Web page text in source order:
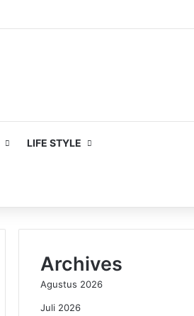
LIFE STYLE
Archives
Agustus 2026
Juli 2026